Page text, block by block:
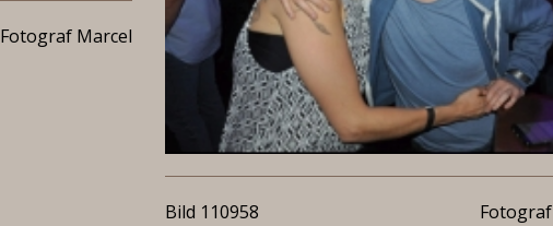
Fotograf Marcel
Bild 110958